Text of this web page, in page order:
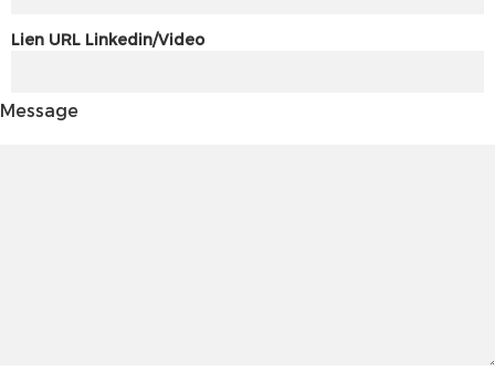
Lien URL Linkedin/Video
Message